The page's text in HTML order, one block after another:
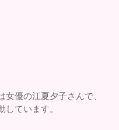
女優の江夏夕子さんで、
ています。